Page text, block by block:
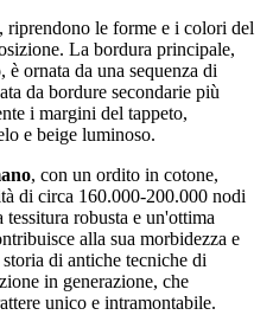
le forme e i colori del
La bordura principale,
, è ornata da una sequenza di
da bordure secondarie più
i margini del tappeto,
e beige luminoso.
, con un ordito in cotone,
di circa 160.000-200.000 nodi
robusta e un'ottima
alla sua morbidezza e
di antiche tecniche di
in generazione, che
unico e intramontabile.